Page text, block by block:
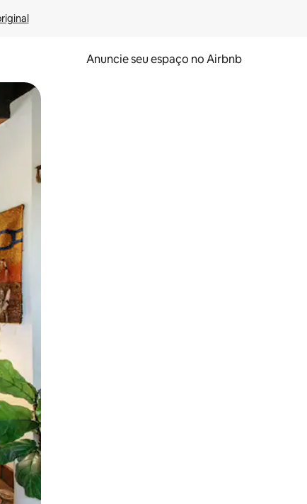
Anuncie seu espaço no Airbnb
o dedo na tela.